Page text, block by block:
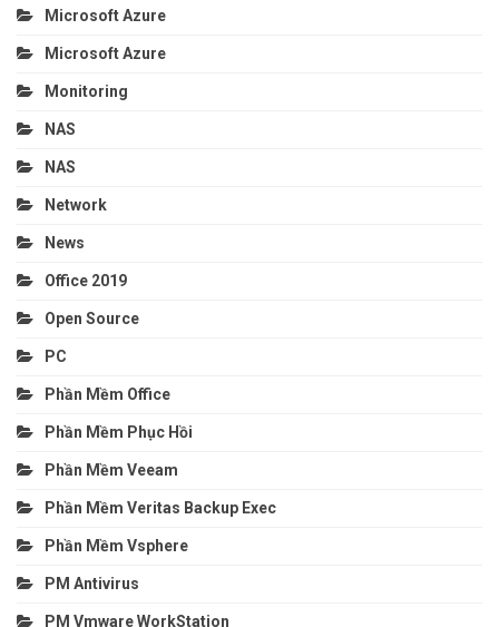
Microsoft Azure
Microsoft Azure
Monitoring
NAS
NAS
Network
News
Office 2019
Open Source
PC
Phần Mềm Office
Phần Mềm Phục Hồi
Phần Mềm Veeam
Phần Mềm Veritas Backup Exec
Phần Mềm Vsphere
PM Antivirus
PM Vmware WorkStation